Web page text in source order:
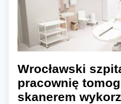
Wrocławski
pracownię
skanerem